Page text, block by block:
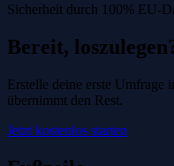
Sicherheit durch 100% EU-
Bereit,
Erstelle deine erste Umfrage
übernimmt den Rest.
Jetzt kostenlos starten